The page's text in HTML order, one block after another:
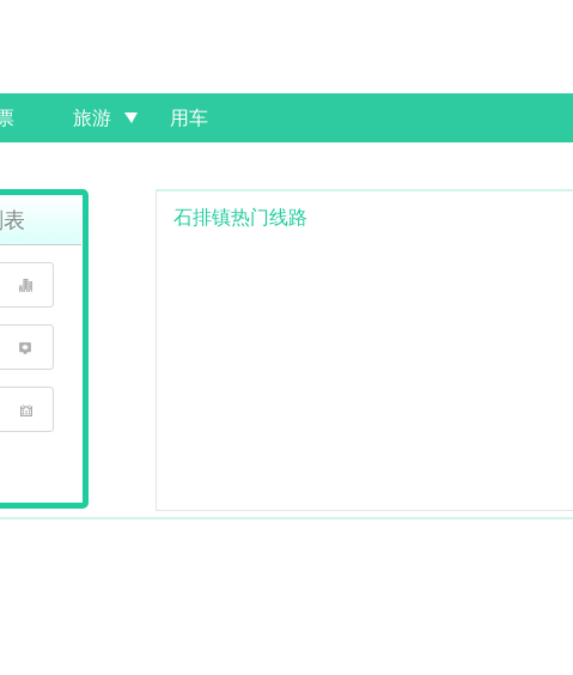
旅游 用车
1
1
石排镇热门线路